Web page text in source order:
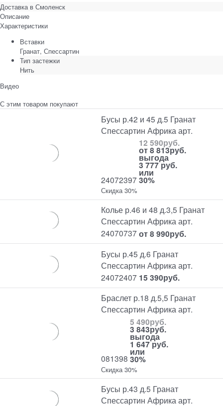
Доставка в Смоленск
Описание
Характеристики
Вставки
Гранат, Спессартин
Тип застежки
Нить
Видео
С этим товаром покупают
Бусы р.42 и 45 д.5 Гранат
Спессартин Африка арт.
24072397
12 590руб.
от8 813руб.
выгода
3 777 руб.
или
30%
Скидка 30%
Колье р.46 и 48 д.3,5 Гранат
Спессартин Африка арт.
24070737 от8 990руб.
Бусы р.45 д.6 Гранат
Спессартин Африка арт.
24072407 15 390руб.
Браслет р.18 д.5,5 Гранат
Спессартин Африка арт.
081398
5 490руб.
3 843руб.
выгода
1 647 руб.
или
30%
Скидка 30%
Бусы р.43 д.5 Гранат
Спессартин Африка арт.